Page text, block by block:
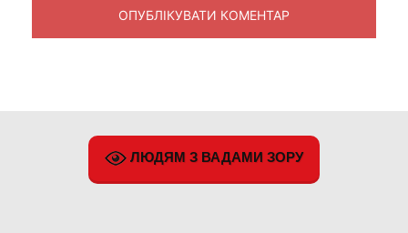
ЛЮДЯМ З ВАДАМИ ЗОРУ